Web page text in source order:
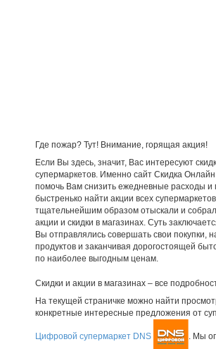
Где пожар? Тут! Внимание, горящая акция!
Если Вы здесь, значит, Вас интересуют
супермаркетов. Именно сайт Скидка
помочь Вам снизить ежедневные расходы и
быстренько найти акции всех
тщательнейшим образом отыскали и
акции и скидки в магазинах. Суть
Вы отправлялись совершать свои покупки,
продуктов и заканчивая дорогостоящей
по наиболее выгодным ценам.
Скидки и акции в магазинах – все
На текущей страничке можно найти
конкретные интересные предложения от
Цифровой супермаркет DNS . Мы